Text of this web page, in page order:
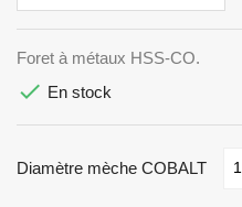
Foret à métaux HSS-CO.
 En stock
Diamètre mèche COBALT